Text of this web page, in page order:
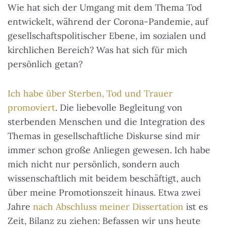
Wie hat sich der Umgang mit dem Thema Tod
entwickelt, während der Corona-Pandemie, auf
gesellschaftspolitischer Ebene, im sozialen und
kirchlichen Bereich? Was hat sich für mich
persönlich getan?
Ich habe über Sterben, Tod und Trauer
promoviert. Die liebevolle Begleitung von
sterbenden Menschen und die Integration des
Themas in gesellschaftliche Diskurse sind mir
immer schon große Anliegen gewesen. Ich habe
mich nicht nur persönlich, sondern auch
wissenschaftlich mit beidem beschäftigt, auch
über meine Promotionszeit hinaus. Etwa zwei
Jahre nach Abschluss meiner Dissertation ist es
Zeit, Bilanz zu ziehen: Befassen wir uns heute